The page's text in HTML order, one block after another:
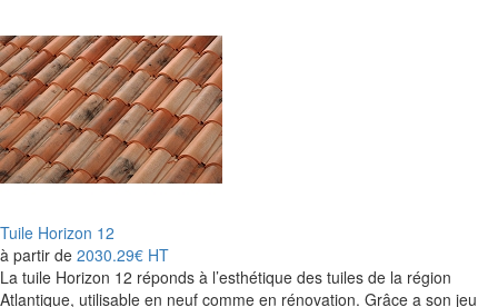
Tuile Horizon 12
à partir de 2030.29€ HT
La tuile Horizon 12 réponds à l’esthétique des tuiles de la région
Atlantique, utilisable en neuf comme en rénovation. Grâce a son jeu